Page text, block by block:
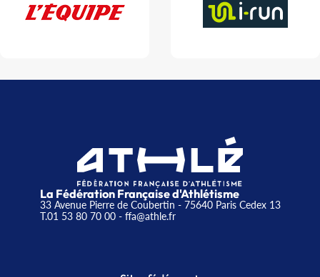
La Fédération Française d'Athlétisme
33 Avenue Pierre de Coubertin - 75640 Paris Cedex 13
T.01 53 80 70 00- ffa@athle.fr